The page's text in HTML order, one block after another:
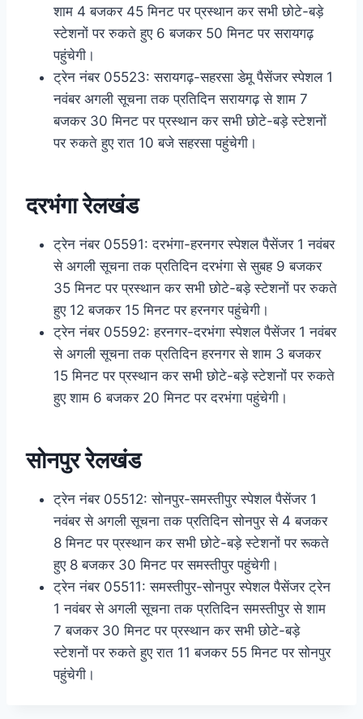
शाम 4 बजकर 45 मिनट पर प्रस्थान कर सभी छोटे-बड़े
स्टेशनों पर रुकते हुए 6 बजकर 50 मिनट पर सरायगढ़
पहुंचेगी।
ट्रेन नंबर 05523: सरायगढ़-सहरसा डेमू पैसेंजर स्पेशल 1
नवंबर अगली सूचना तक प्रतिदिन सरायगढ़ से शाम 7
बजकर 30 मिनट पर प्रस्थान कर सभी छोटे-बड़े स्टेशनों
पर रुकते हुए रात 10 बजे सहरसा पहुंचेगी।
दरभंगा रेलखंड
ट्रेन नंबर 05591: दरभंगा-हरनगर स्‍पेशल पैसेंजर 1 नवंबर
से अगली सूचना तक प्रतिदिन दरभंगा से सुबह 9 बजकर
35 मिनट पर प्रस्थान कर सभी छोटे-बड़े स्टेशनों पर रुकते
हुए 12 बजकर 15 मिनट पर हरनगर पहुंचेगी।
ट्रेन नंबर 05592: हरनगर-दरभंगा स्‍पेशल पैसेंजर 1 नवंबर
से अगली सूचना तक प्रतिदिन हरनगर से शाम 3 बजकर
15 मिनट पर प्रस्थान कर सभी छोटे-बड़े स्टेशनों पर रुकते
हुए शाम 6 बजकर 20 मिनट पर दरभंगा पहुंचेगी।
सोनपुर रेलखंड
ट्रेन नंबर 05512: सोनपुर-समस्तीपुर स्‍पेशल पैसेंजर 1
नवंबर से अगली सूचना तक प्रतिदिन सोनपुर से 4 बजकर
8 मिनट पर प्रस्थान कर सभी छोटे-बड़े स्टेशनों पर रूकते
हुए 8 बजकर 30 मिनट पर समस्तीपुर पहुंचेगी।
ट्रेन नंबर 05511: समस्तीपुर-सोनपुर स्‍पेशल पैसेंजर ट्रेन
1 नवंबर से अगली सूचना तक प्रतिदिन समस्तीपुर से शाम
7 बजकर 30 मिनट पर प्रस्थान कर सभी छोटे-बड़े
स्टेशनों पर रुकते हुए रात 11 बजकर 55 मिनट पर सोनपुर
पहुंचेगी।